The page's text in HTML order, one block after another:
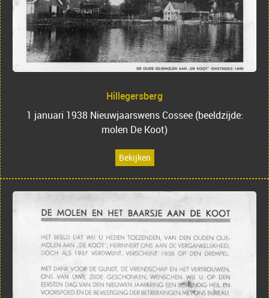
Hillegersberg
1 januari 1938 Nieuwjaarswens Cossee (beeldzijde:
molen De Koot)
Bekijken